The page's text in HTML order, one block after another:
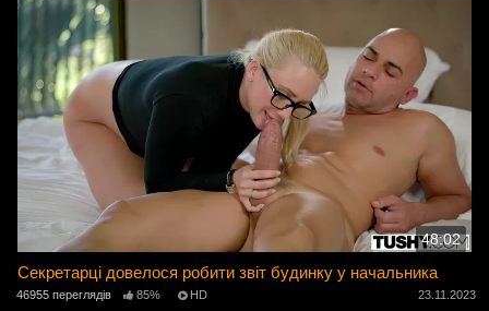
48:02
Секретарці довелося робити звіт будинку у начальника
46955 переглядів 85% HD 23.11.2023